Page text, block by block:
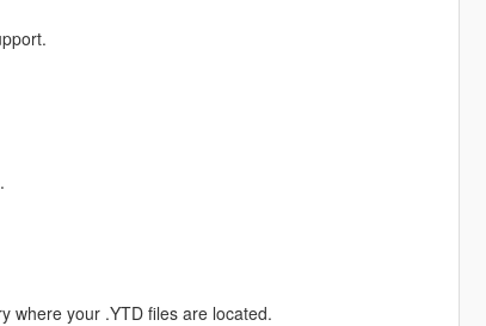
where your .YTD files are located.